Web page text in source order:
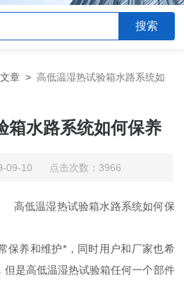
章 > 高低温湿热试验箱水路系统如
箱水路系统如何保养
09-10 点击次数：3966
箱水路系统如何保
保养和维护*，同时用户和厂家也希
但是高低温湿热试验箱任何一个部件